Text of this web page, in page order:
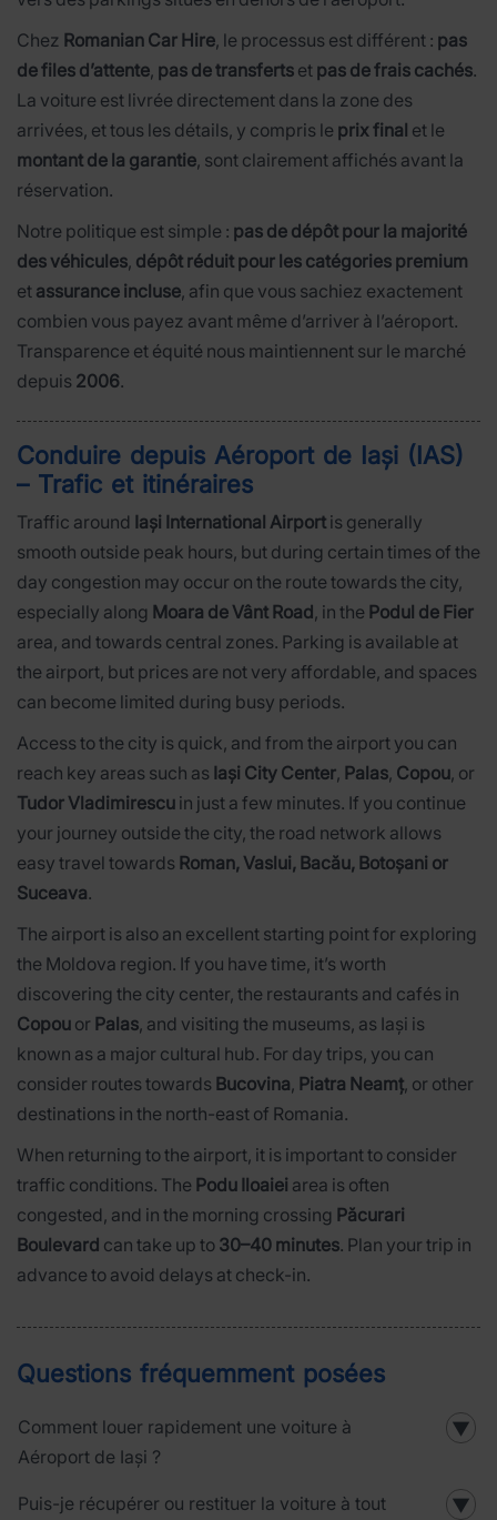
Chez Romanian Car Hire, le processus est différent : pas
de files d’attente, pas de transferts et pas de frais cachés.
La voiture est livrée directement dans la zone des
arrivées, et tous les détails, y compris le prix final et le
montant de la garantie, sont clairement affichés avant la
réservation.
Notre politique est simple : pas de dépôt pour la majorité
des véhicules, dépôt réduit pour les catégories premium
et assurance incluse, afin que vous sachiez exactement
combien vous payez avant même d’arriver à l’aéroport.
Transparence et équité nous maintiennent sur le marché
depuis 2006.
Conduire depuis Aéroport de Iași (IAS)
– Trafic et itinéraires
Traffic around Iași International Airport is generally
smooth outside peak hours, but during certain times of the
day congestion may occur on the route towards the city,
especially along Moara de Vânt Road, in the Podul de Fier
area, and towards central zones. Parking is available at
the airport, but prices are not very affordable, and spaces
can become limited during busy periods.
Access to the city is quick, and from the airport you can
reach key areas such as Iași City Center, Palas, Copou, or
Tudor Vladimirescu in just a few minutes. If you continue
your journey outside the city, the road network allows
easy travel towards Roman, Vaslui, Bacău, Botoșani or
Suceava.
The airport is also an excellent starting point for exploring
the Moldova region. If you have time, it’s worth
discovering the city center, the restaurants and cafés in
Copou or Palas, and visiting the museums, as Iași is
known as a major cultural hub. For day trips, you can
consider routes towards Bucovina, Piatra Neamț, or other
destinations in the north-east of Romania.
When returning to the airport, it is important to consider
traffic conditions. The Podu Iloaiei area is often
congested, and in the morning crossing Păcurari
Boulevard can take up to 30–40 minutes. Plan your trip in
advance to avoid delays at check-in.
Questions fréquemment posées
Comment louer rapidement une voiture à
Aéroport de Iași ?
▼
Puis-je récupérer ou restituer la voiture à tout
▼